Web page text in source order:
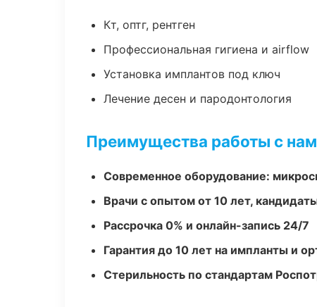
Кт, оптг, рентген
Профессиональная гигиена и airflow
Установка имплантов под ключ
Лечение десен и пародонтология
Преимущества работы с
Современное оборудование:
Врачи с опытом от 10 лет,
Рассрочка 0% и онлайн-запись 24/7
Гарантия до 10 лет на импланты и
Стерильность по стандартам